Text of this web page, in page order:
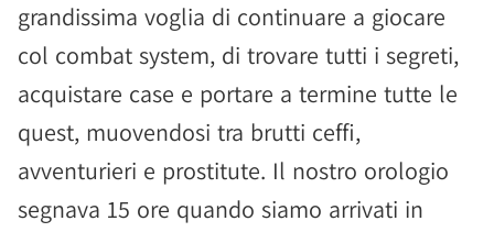
grandissima voglia di continuare a giocare
col combat system, di trovare tutti i segreti,
acquistare case e portare a termine tutte le
quest, muovendosi tra brutti ceffi,
avventurieri e prostitute. Il nostro orologio
segnava 15 ore quando siamo arrivati in